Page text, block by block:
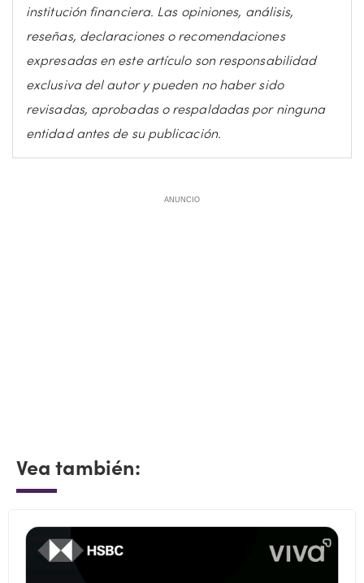
institución financiera. Las opiniones, análisis,
reseñas, declaraciones o recomendaciones
expresadas en este artículo son responsabilidad
exclusiva del autor y pueden no haber sido
revisadas, aprobadas o respaldadas por ninguna
entidad antes de su publicación.
ANUNCIO
Vea también: